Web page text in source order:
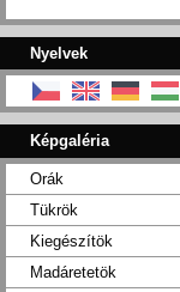
Nyelvek
Képgaléria
Orák
Tükrök
Kiegészítök
Madáretetök